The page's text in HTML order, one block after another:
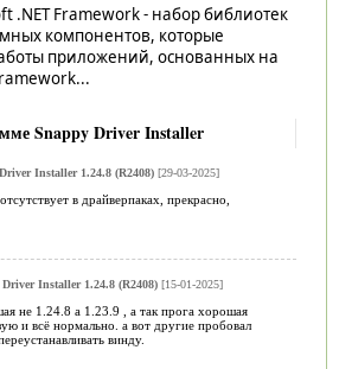
.NET Framework - набор библиотек
компонентов, которые
приложений, основанных на
Snappy Driver Installer
Installer 1.24.8 (R2408)[29-03-2025]
в драйверпаках, прекрасно,
Installer 1.24.8 (R2408)[15-01-2025]
не 1.24.8 а 1.23.9 , а так прога хорошая
и всё нормально. а вот другие пробовал
винду.